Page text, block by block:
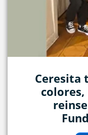
Ceresita
colores,